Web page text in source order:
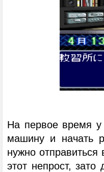
На первое время у
машину и начать
нужно
этот непрост,